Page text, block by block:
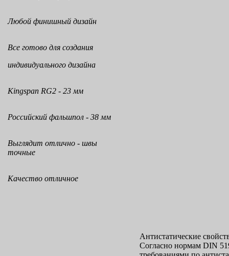
Любой финишный дизайн
Все готово для создания
индивидуального дизайна
Kingspan RG2 - 23 мм
Российский фальшпол - 38 мм
Выглядит отлично - швы
точные
Качество отличное
Антистатические
Согласно нормам DIN